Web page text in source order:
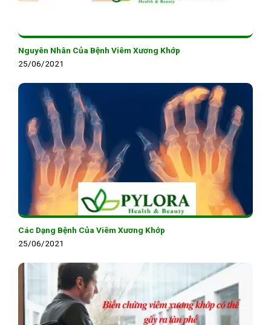
Nguyên Nhân Của Bệnh Viêm Xương Khớp
25/06/2021
Các Dạng Bệnh Của Viêm Xương Khớp
25/06/2021